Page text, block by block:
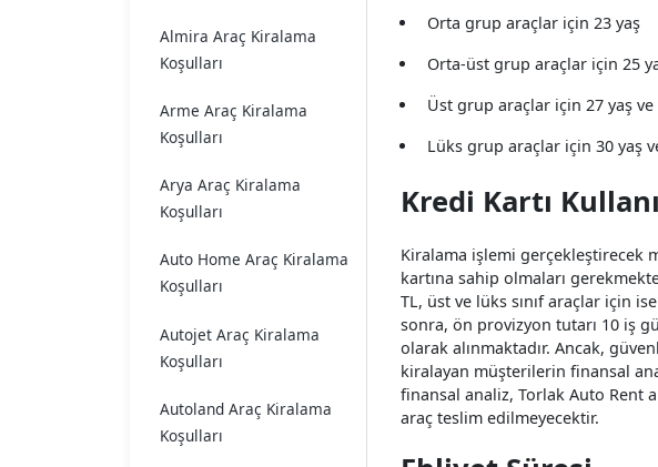
Almira Araç Kiralama
Koşulları
Arme Araç Kiralama
Koşulları
Arya Araç Kiralama
Koşulları
Auto Home Araç Kiralama
Koşulları
Autojet Araç Kiralama
Koşulları
Autoland Araç Kiralama
Koşulları
Orta grup araçlar için 23 yaş
Orta-üst grup araçlar için 25
Üst grup araçlar için 27 yaş ve
Lüks grup araçlar için 30 yaş
Kredi Kartı
Kiralama işlemi gerçekleştirecek
kartına sahip olmaları
TL, üst ve lüks sınıf araçlar için
sonra, ön provizyon tutarı 10 iş
olarak alınmaktadır. Ancak,
kiralayan müşterilerin finansal
finansal analiz, Torlak Auto Rent
araç teslim edilmeyecektir.